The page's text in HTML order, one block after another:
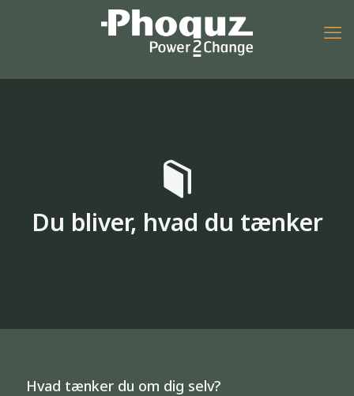
Du bliver, hvad du tænker
Hvad tænker du om dig selv?